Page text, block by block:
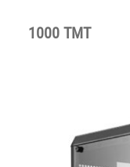
1000 TMT